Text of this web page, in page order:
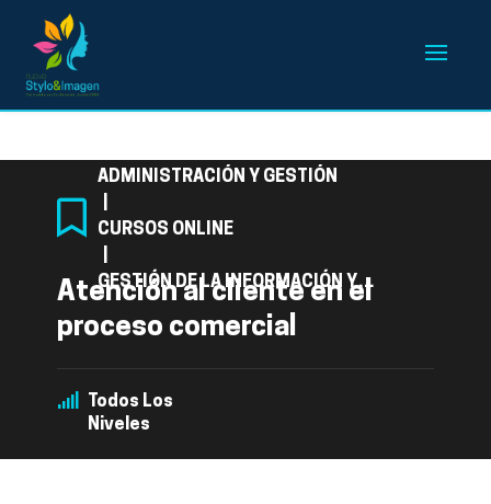
ADMINISTRACIÓN Y GESTIÓN
CURSOS ONLINE
GESTIÓN DE LA INFORMACIÓN Y
Atención al cliente en el
proceso comercial
Todos Los
Niveles